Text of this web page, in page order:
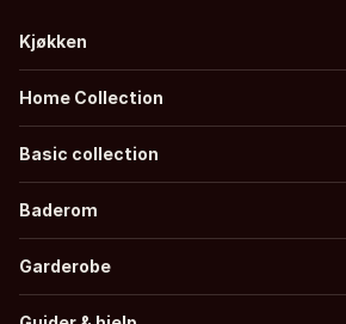
Kjøkken
Home Collection
Basic collection
Baderom
Garderobe